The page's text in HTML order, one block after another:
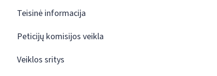
Teisinė informacija
Peticijų komisijos veikla
Veiklos sritys